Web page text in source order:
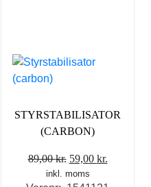
STYRSTABILISATOR
(CARBON)
89,00kr. Den
oprindelige
59,00 kr.
inkl. moms